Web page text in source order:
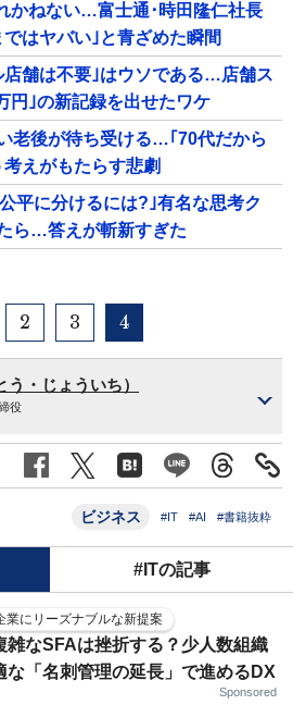
かねない…富士通･時田隆仁社長
はヤバい｣と青ざめた瞬間
店舗は不要｣はウソである…店舗ス
円｣の新記録を出せたワケ
老後が待ち受ける…｢70代だから
えがもたらす悲劇
平に分けるには?｣有名な思考ク
ら…答えが斬新すぎた
2 3 4
・じょういち）
役
ビジネス #IT #AI #書籍抜粋
#ITの記事
業にリーズナブルな新提案
雑なSFAは挫折する？少人数組織
な「名刺管理の延長」で進めるDX
Sponsored